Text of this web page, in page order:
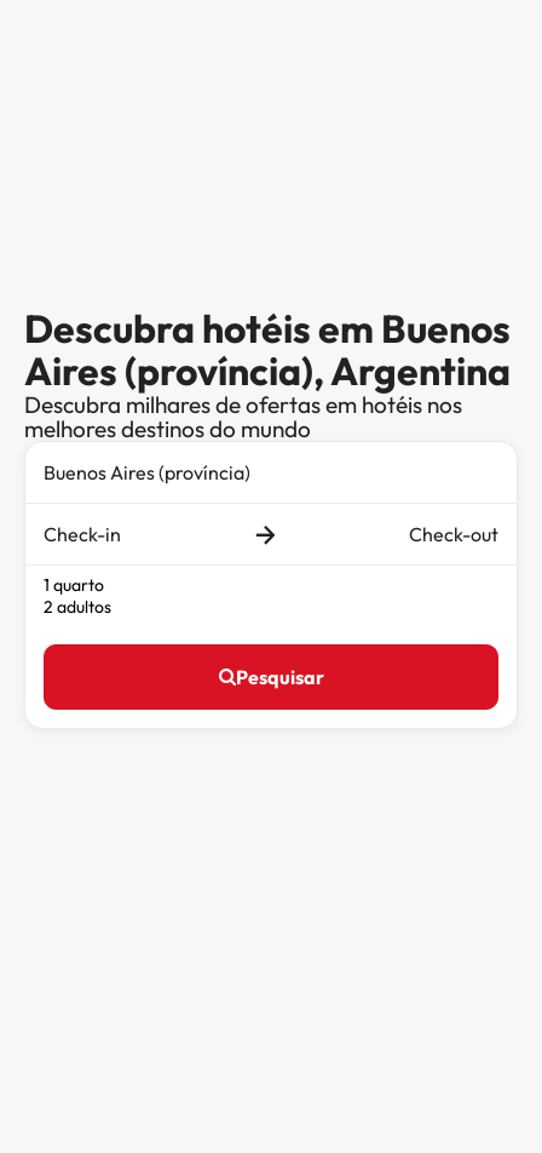
Descubra hotéis em Buenos
Aires (província), Argentina
Descubra milhares de ofertas em hotéis nos
melhores destinos do mundo
Check-in Check-out
1 quarto
2 adultos
Pesquisar